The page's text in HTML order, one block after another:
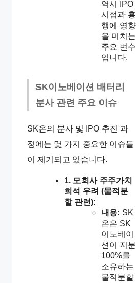
역시 IPO
시점과 흥
행에 영향
을 미치는
주요 변수
입니다.
SK이노베이션 배터리
분사 관련 주요 이슈
SK온의 분사 및 IPO 추진 과
정에는 몇 가지 중요한 이슈들
이 제기되고 있습니다.
1. 모회사 주주가치
희석 우려 (물적분
할 관련):
내용: SK
온은 SK
이노베이
션이 지분
100%를
소유하는
물적분할